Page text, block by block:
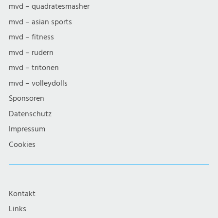
mvd – quadratesmasher
mvd – asian sports
mvd – fitness
mvd – rudern
mvd – tritonen
mvd – volleydolls
Sponsoren
Datenschutz
Impressum
Cookies
Kontakt
Links